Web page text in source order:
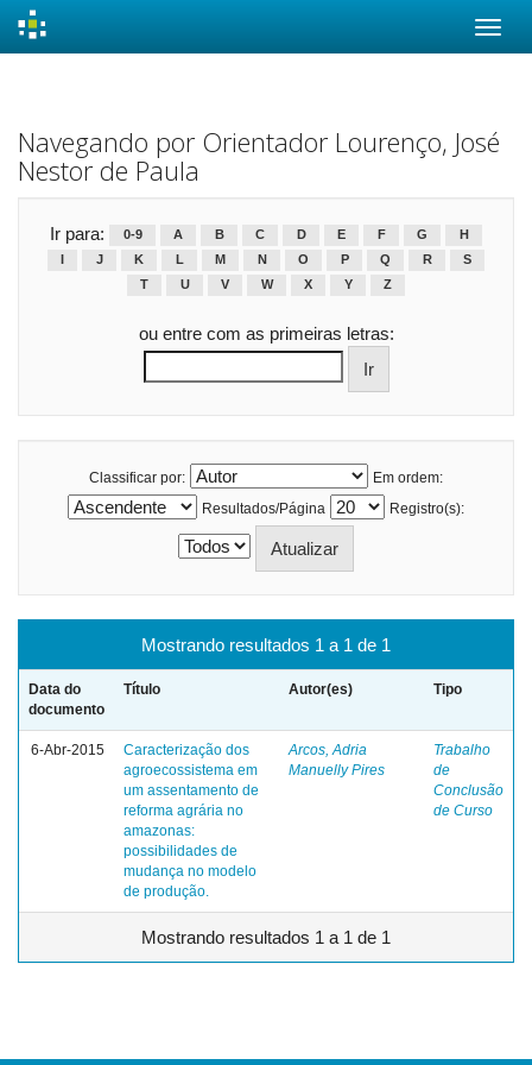
Navegando por Orientador Lourenço, José
Nestor de Paula
Ir para: 0-9 A B C D E F G
H
J K L M N O P Q R
S
T
U V W X Y Z
ou entre com as primeiras letras:
Classificar por:
Em ordem:
Resultados/Página
Registro(s):
Mostrando resultados 1 a 1 de 1
Data do
documento
Título Autor(es) Tipo
6-Abr-2015
Caracterização dos
agroecossistema em
um assentamento de
reforma agrária no
amazonas:
possibilidades de
mudança no modelo
de produção.
Arcos, Adria
Manuelly Pires
Trabalho
de
Conclusão
de Curso
Mostrando resultados 1 a 1 de 1